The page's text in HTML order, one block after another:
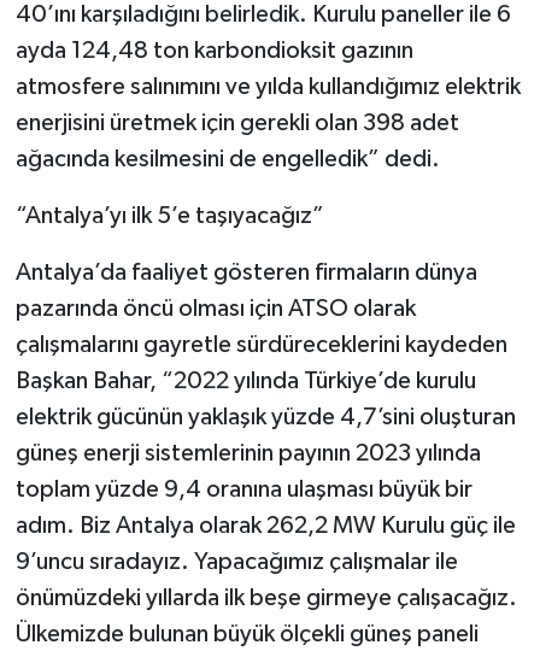
40’ını karşıladığını belirledik. Kurulu paneller ile 6
ayda 124,48 ton karbondioksit gazının
atmosfere salınımını ve yılda kullandığımız elektrik
enerjisini üretmek için gerekli olan 398 adet
ağacında kesilmesini de engelledik” dedi.
“Antalya’yı ilk 5’e taşıyacağız”
Antalya’da faaliyet gösteren firmaların dünya
pazarında öncü olması için ATSO olarak
çalışmalarını gayretle sürdüreceklerini kaydeden
Başkan Bahar, “2022 yılında Türkiye’de kurulu
elektrik gücünün yaklaşık yüzde 4,7’sini oluşturan
güneş enerji sistemlerinin payının 2023 yılında
toplam yüzde 9,4 oranına ulaşması büyük bir
adım. Biz Antalya olarak 262,2 MW Kurulu güç ile
9’uncu sıradayız. Yapacağımız çalışmalar ile
önümüzdeki yıllarda ilk beşe girmeye çalışacağız.
Ülkemizde bulunan büyük ölçekli güneş paneli